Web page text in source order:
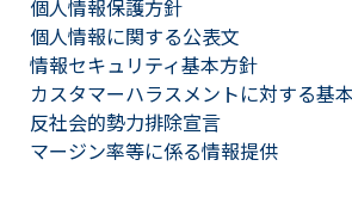
個人情報保護方針
個人情報に関する公表文
情報セキュリティ基本方針
カスタマーハラスメントに対する基
反社会的勢力排除宣言
マージン率等に係る情報提供